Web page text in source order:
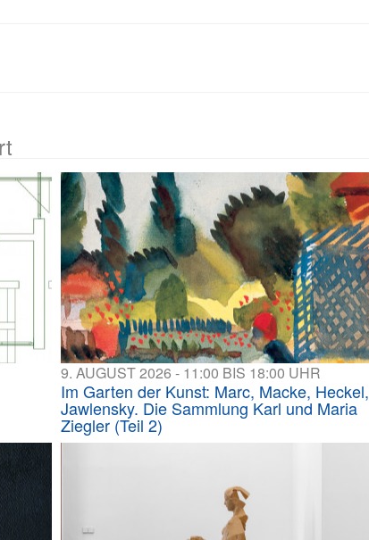
9. AUGUST 2026 - 11:00 BIS 18:00 UHR
Im Garten der Kunst: Marc, Macke, Heckel,
Jawlensky. Die Sammlung Karl und Maria
Ziegler (Teil 2)